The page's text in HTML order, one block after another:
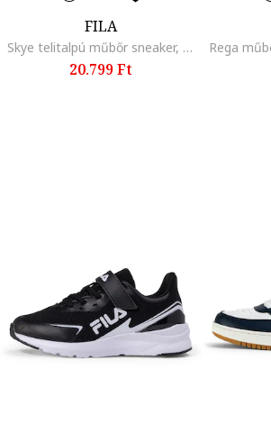
FILA
Skye telitalpú műbőr sneaker, Törtfehér
20.799 Ft